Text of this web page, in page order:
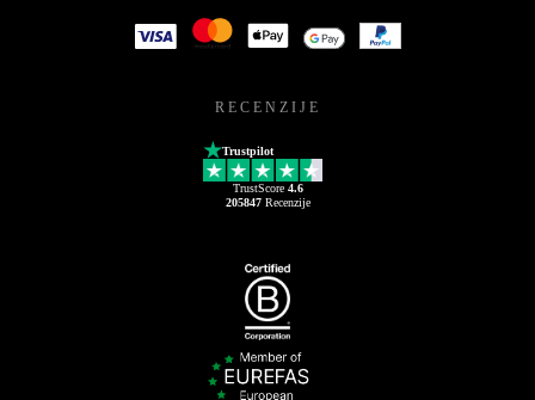
RECENZIJE
Trustpilot
TrustScore 4.6
205847Recenzije